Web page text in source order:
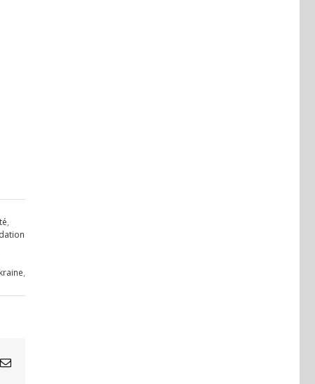
,
,
Email